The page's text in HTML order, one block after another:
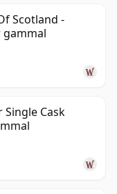
Scotland -
gammal
Single Cask